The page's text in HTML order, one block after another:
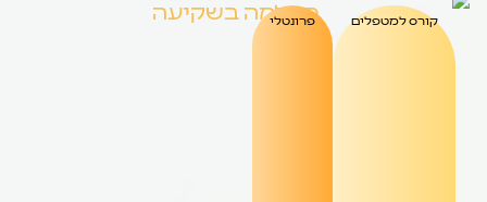
קורס למטפלים פרונטלי